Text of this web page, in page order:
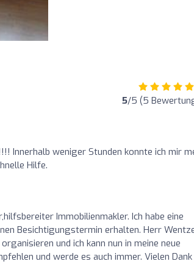
5/5 (5
Innerhalb weniger Stunden konnte ich mir
Hilfe.
Immobilienmakler. Ich habe eine
Besichtigungstermin erhalten. Herr
und ich kann nun in meine neue
und werde es auch immer. Vielen Dank